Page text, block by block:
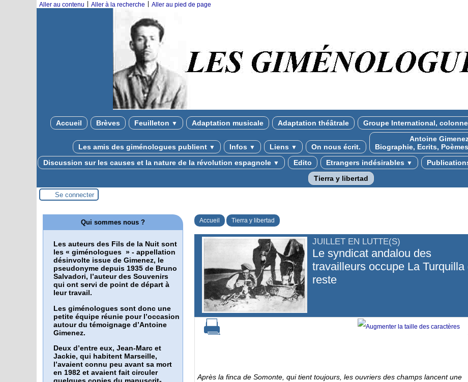
Aller au contenu Aller à la recherche Aller au pied de page
Accueil Brèves Feuilleton ▼ Adaptation musicale Adaptation théâtrale Groupe International,
Les amis des giménologues publient ▼ Infos ▼ Liens ▼ On nous écrit.
Antoine
Biographie, Ecrits,
Discussion sur les causes et la nature de la révolution espagnole ▼ Edito Etrangers indésirables ▼
Tierra y libertad
Se connecter
Accueil Tierra y libertad
JUILLET EN LUTTE(S)
Le syndicat andalou des
travailleurs occupe La Turquilla
reste
Après la finca de Somonte, qui tient toujours, les ouvriers des champs lancent une
Qui sommes nous ?
Les auteurs des Fils de la Nuit sont
les « giménologues » - appellation
désinvolte issue de Gimenez, le
pseudonyme depuis 1935 de Bruno
Salvadori, l’auteur des Souvenirs
qui ont servi de point de départ à
leur travail.
Les giménologues sont donc une
petite équipe réunie pour l’occasion
autour du témoignage d’Antoine
Gimenez.
Deux d’entre eux, Jean-Marc et
Jackie, qui habitent Marseille,
l’avaient connu peu avant sa mort
en 1982 et avaient fait circuler